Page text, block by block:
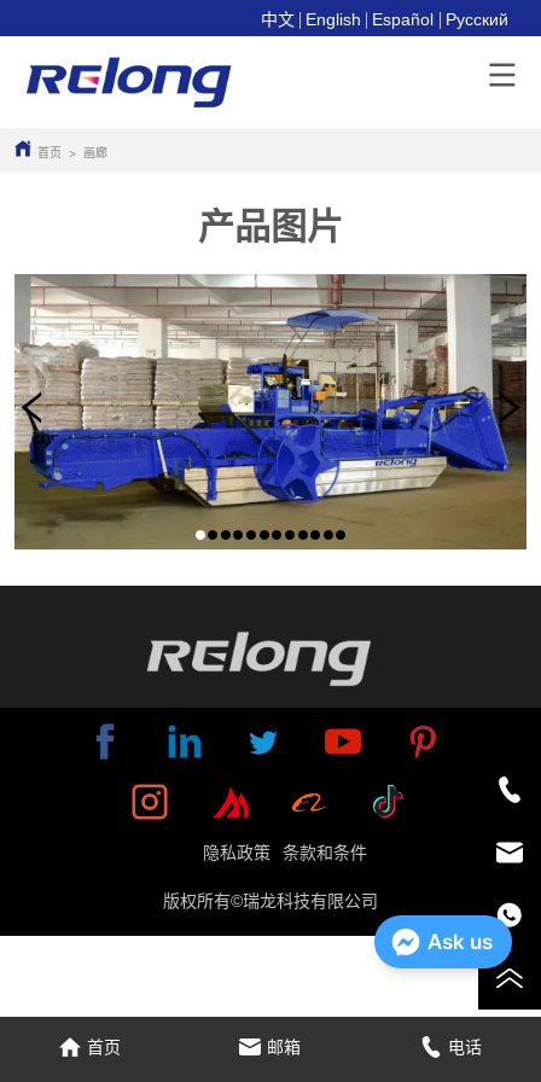
中文 English Español Pусский
首页 > 画廊
产品图片
隐私政策 条款和条件
版权所有©瑞龙科技有限公司
首页 邮箱 电话
Ask us